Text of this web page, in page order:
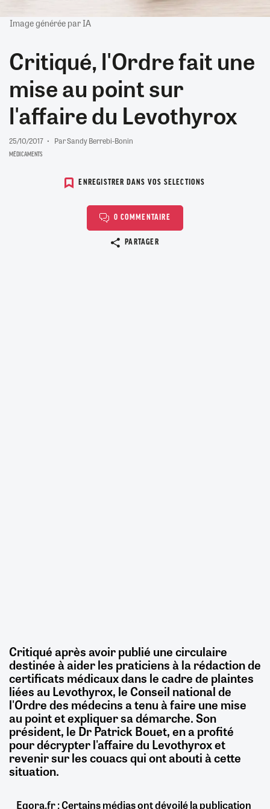
Image générée par IA
Critiqué, l'Ordre fait une
mise au point sur
l'affaire du Levothyrox
25/10/2017 Par Sandy Berrebi-Bonin
MÉDICAMENTS
ENREGISTRER DANS VOS SELECTIONS
0 COMMENTAIRE
PARTAGER
Critiqué après avoir publié une circulaire
destinée à aider les praticiens à la rédaction de
certificats médicaux dans le cadre de plaintes
liées au Levothyrox, le Conseil national de
l'Ordre des médecins a tenu à faire une mise
au point et expliquer sa démarche. Son
président, le Dr Patrick Bouet, en a profité
pour décrypter l'affaire du Levothyrox et
revenir sur les couacs qui ont abouti à cette
situation.
Egora.fr : Certains médias ont dévoilé la publication